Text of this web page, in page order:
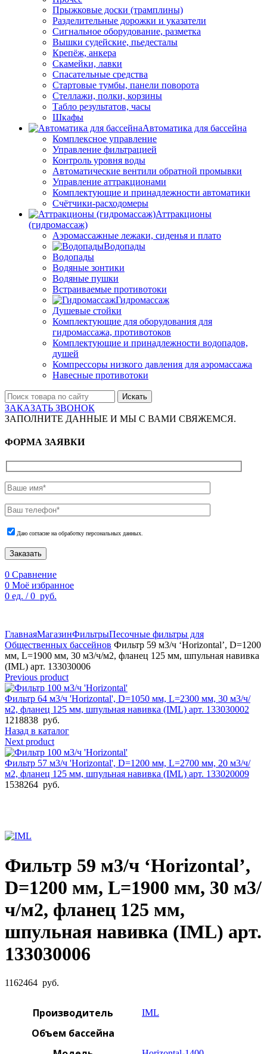
Прыжковые доски (трамплины)
Разделительные дорожки и указатели
Cигнальное оборудование, разметка
Вышки судейские, пьедесталы
Крепёж, анкера
Скамейки, лавки
Спасательные средства
Стартовые тумбы, панели поворота
Стеллажи, полки, корзины
Табло результатов, часы
Шкафы
Автоматика для бассейна
Комплексное управление
Управление фильтрацией
Контроль уровня воды
Автоматические вентили обратной промывки
Управление аттракционами
Комплектующие и принадлежности автоматики
Счётчики-расходомеры
Аттракционы
(гидромассаж)
Аэромассажные лежаки, сиденья и плато
Водопады
Водопады
Водяные зонтики
Водяные пушки
Встраиваемые противотоки
Гидромассаж
Душевые стойки
Комплектующие для оборудования для
гидромассажа, противотоков
Комплектующие и принадлежности водопадов,
душей
Компрессоры низкого давления для аэромассажа
Навесные противотоки
Искать
ЗАКАЗАТЬ ЗВОНОК
ЗАПОЛНИТЕ ДАННЫЕ И МЫ С ВАМИ СВЯЖЕМСЯ.
ФОРМА ЗАЯВКИ
Даю согласие на обработку персональных данных.
Заказать
0 Сравнение
0 Моё избранное
0 ед. / 0 руб.
ГлавнаяМагазинФильтрыПесочные фильтры для
Общественных бассейнов Фильтр 59 м3/ч ‘Horizontal’, D=1200
мм, L=1900 мм, 30 м3/ч/м2, фланец 125 мм, шпульная навивка
(IML) арт. 133030006
Previous product
Фильтр 64 м3/ч 'Horizontal', D=1050 мм, L=2300 мм, 30 м3/ч/
м2, фланец 125 мм, шпульная навивка (IML) арт. 133030002
1218838 руб.
Назад в каталог
Next product
Фильтр 57 м3/ч 'Horizontal', D=1200 мм, L=2700 мм, 20 м3/ч/
м2, фланец 125 мм, шпульная навивка (IML) арт. 133020009
1538264 руб.
Фильтр 59 м3/ч ‘Horizontal’,
D=1200 мм, L=1900 мм, 30 м3/
ч/м2, фланец 125 мм,
шпульная навивка (IML) арт.
133030006
1162464 руб.
Производитель IML
Объем бассейна